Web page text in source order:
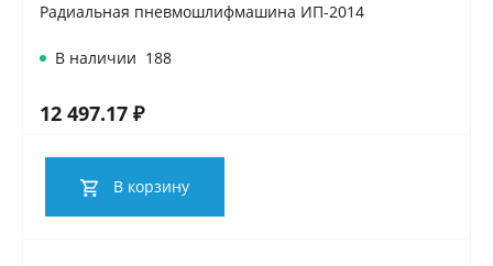
Радиальная пневмошлифмашина ИП-2014
В наличии 188
12 497.17 ₽
В корзину